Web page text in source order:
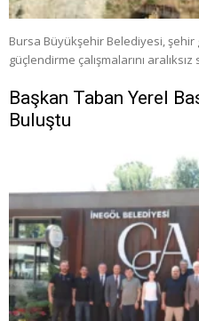
Bursa Büyükşehir Belediyesi, şehir
güçlendirme çalışmalarını
Başkan Taban Yerel
Buluştu